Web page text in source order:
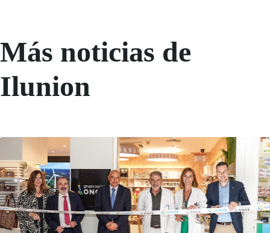
Más noticias de
Ilunion